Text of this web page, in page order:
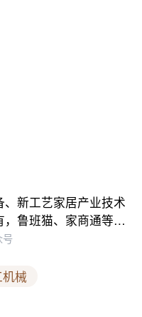
将举办高水平行业
业专家、企业家围
心议题展开探讨，
业向绿色、高效、
新工艺家居产业技术
，鲁班猫、家商通等…
号
械